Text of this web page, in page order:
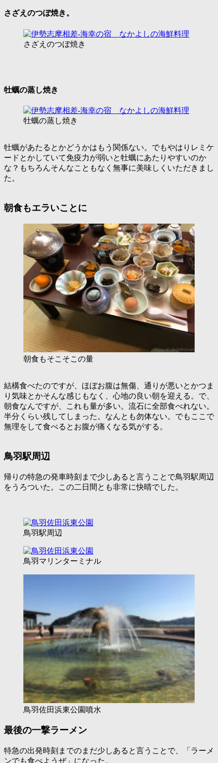
さざえのつぼ焼き。
さざえのつぼ焼き
牡蠣の蒸し焼き
牡蠣の蒸し焼き
牡蠣があたるとかどうかはもう関係ない。でもやはりレミケ
ードとかしていて免疫力が弱いと牡蠣にあたりやすいのか
な？もちろんそんなこともなく無事に美味しくいただきまし
た。
朝食もエラいことに
朝食もそこそこの量
結構食べたのですが、ほぼお腹は無傷、通りが悪いとかつま
り気味とかそんな感じもなく、心地の良い朝を迎える。で、
朝食なんですが、これも量が多い。流石に全部食べれない。
半分くらい残してしまった。なんとも勿体ない。でもここで
無理をして食べるとお腹が痛くなる気がする。
鳥羽駅周辺
帰りの特急の発車時刻まで少しあると言うことで鳥羽駅周辺
をうろついた。この二日間とも非常に快晴でした。
鳥羽駅周辺
鳥羽マリンターミナル
鳥羽佐田浜東公園噴水
最後の一撃ラーメン
特急の出発時刻までのまだ少しあると言うことで、「 ラーメ
ンでも食べようぜ」になった。